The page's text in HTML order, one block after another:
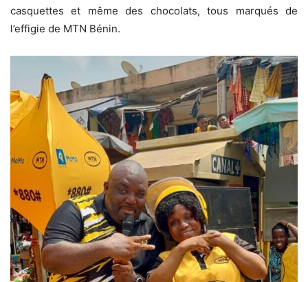
casquettes et même des chocolats, tous marqués de
l’effigie de MTN Bénin.